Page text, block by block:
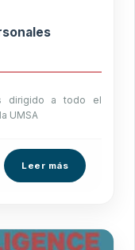
dirigido a todo el
UMSA
Leer más